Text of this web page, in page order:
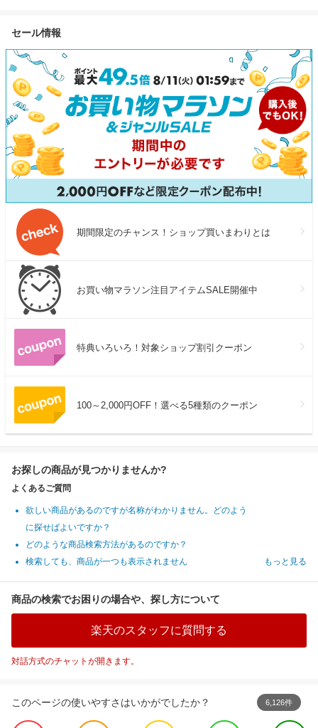
テル サスティナブル エコ 春
ール 洗濯可 for/c フォーシー
カワイイ 可
セール情報
期間限定のチャンス！ショップ買いまわりとは
お買い物マラソン注目アイテムSALE開催中
特典いろいろ！対象ショップ割引クーポン
100～2,000円OFF！選べる5種類のクーポン
お探しの商品が見つかりませんか?
よくあるご質問
欲しい商品があるのですが名称がわかりません。どのよう
に探せばよいですか？
どのような商品検索方法があるのですか？
検索しても、商品が一つも表示されません
もっと見る
商品の検索でお困りの場合や、探し方について
楽天のスタッフに質問する
対話方式のチャットが開きます。
このページの使いやすさはいかがでしたか？ 6,126件